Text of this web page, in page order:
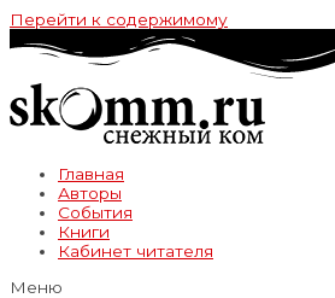
Перейти к содержимому
Главная
Авторы
События
Книги
Кабинет читателя
Меню